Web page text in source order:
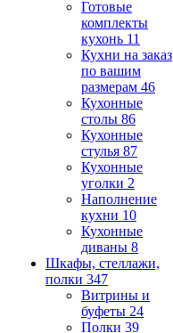
Готовые
комплекты
кухонь 11
Кухни на заказ
по вашим
размерам 46
Кухонные
столы 86
Кухонные
стулья 87
Кухонные
уголки 2
Наполнение
кухни 10
Кухонные
диваны 8
Шкафы, стеллажи,
полки 347
Витрины и
буфеты 24
Полки 39